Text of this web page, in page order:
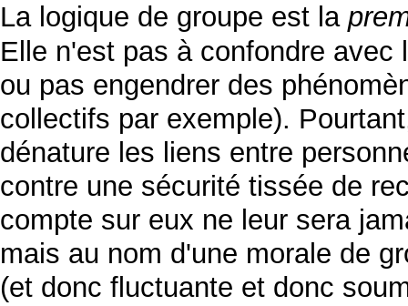
La logique de groupe est la
Elle n'est pas à confondre
ou pas engendrer des
collectifs par exemple).
dénature les liens entre
contre une sécurité tissée de
compte sur eux ne leur sera
mais au nom d'une morale de
(et donc fluctuante et donc